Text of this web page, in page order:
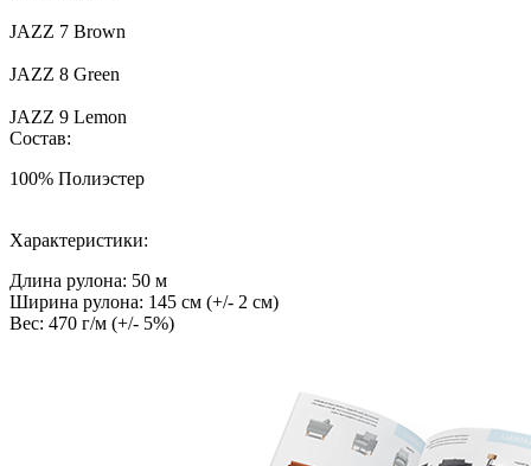
JAZZ 7 Brown
JAZZ 8 Green
JAZZ 9 Lemon
Состав:
100% Полиэстер
Характеристики:
Длина рулона: 50 м
Ширина рулона: 145 см (+/- 2 см)
Вес: 470 г/м (+/- 5%)